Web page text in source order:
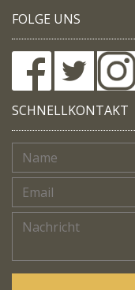
FOLGE UNS
SCHNELLKONTAKT